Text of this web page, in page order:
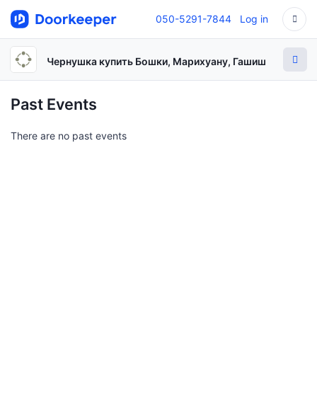
050-5291-7844 Log in
Чернушка купить Бошки, Марихуану, Гашиш
Past Events
There are no past events